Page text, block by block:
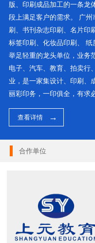
版、印刷成品加工的一条龙
段上满足客户的需求。 广
刷、书刊杂志印刷、名片印
标签印刷、化妆品印刷、
举足轻重的龙头单位，业务
电子、汽车、教育、拍卖行
业，是一家集设计、印刷、
丽彩印务，一印俱全，有求
查看详情
合作单位